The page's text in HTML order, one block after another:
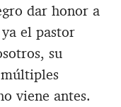
dar honor a
el pastor
su
viene antes.